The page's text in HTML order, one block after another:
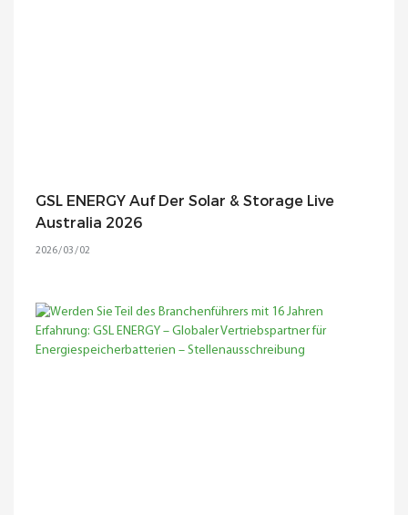
GSL ENERGY Auf Der Solar & Storage Live
Australia 2026
2026 03 02